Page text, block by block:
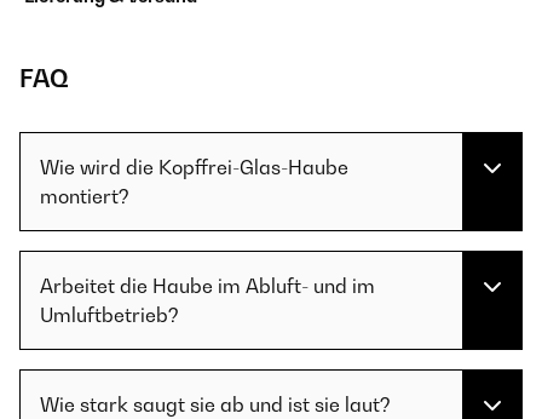
FAQ
Wie wird die Kopffrei-Glas-Haube
montiert?
Arbeitet die Haube im Abluft- und im
Umluftbetrieb?
Wie stark saugt sie ab und ist sie laut?